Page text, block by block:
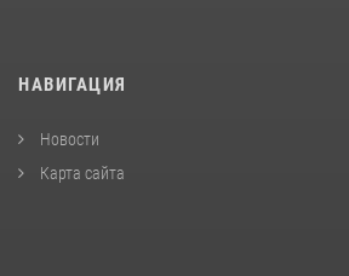
НАВИГАЦИЯ
Новости
Карта сайта